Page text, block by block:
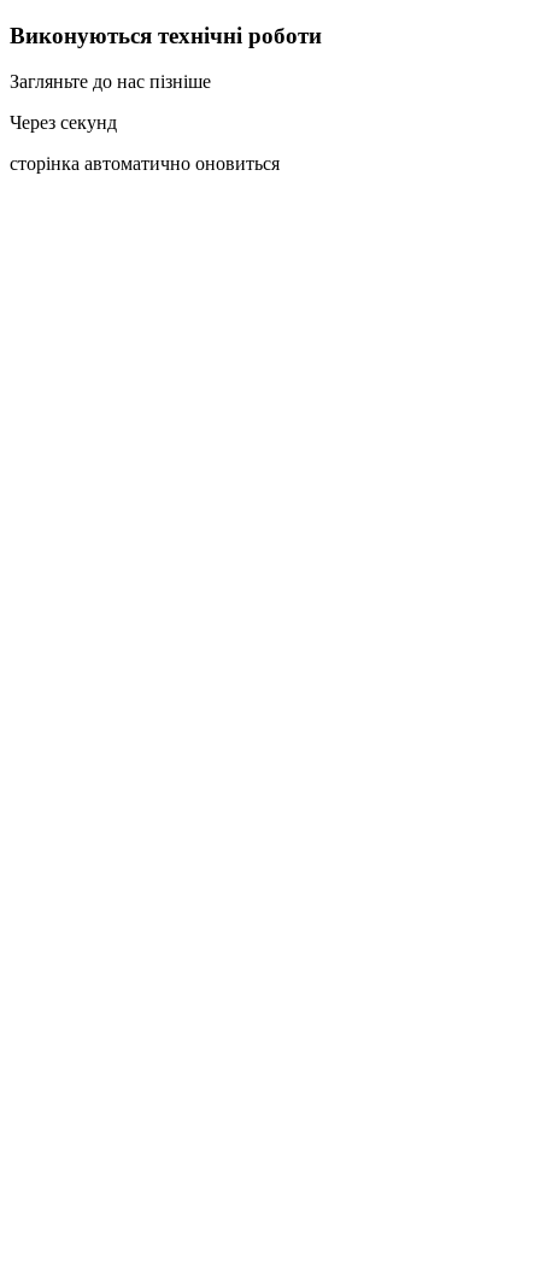
Виконуються технічні роботи
Загляньте до нас пізніше
Через секунд
сторінка автоматично оновиться